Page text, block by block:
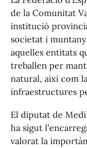
de la Comunitat
institució
societat i
aquelles entitats
treballen per
natural, així com
infraestructures
El diputat de
ha sigut
valorat la